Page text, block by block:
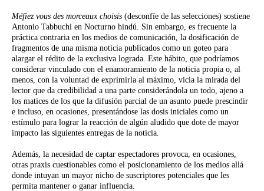
Méfiez vous des morceaux choisis (desconfíe de las selecciones) sostiene
Antonio Tabbuchi en Nocturno hindú. Sin embargo, es frecuente la
práctica contraria en los medios de comunicación, la dosificación de
fragmentos de una misma noticia publicados como un goteo para
alargar el rédito de la exclusiva lograda. Este hábito, que podríamos
considerar vinculado con el enamoramiento de la noticia propia o, al
menos, con la voluntad de exprimirla al máximo, vicia la mirada del
lector que da credibilidad a una parte considerándola un todo, ajeno a
los matices de los que la difusión parcial de un asunto puede prescindir
e incluso, en ocasiones, presentándose las dosis iniciales como un
estímulo para lograr la reacción de algún aludido que dote de mayor
impacto las siguientes entregas de la noticia.
Además, la necesidad de captar espectadores provoca, en ocasiones,
otras praxis cuestionables como el posicionamiento de los medios allá
donde intuyan un mayor nicho de suscriptores potenciales que les
permita mantener o ganar influencia.